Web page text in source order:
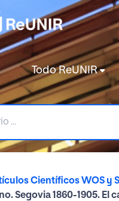
Todo ReUNIR
Científicos WOS y
Segovia 1860-1905. El